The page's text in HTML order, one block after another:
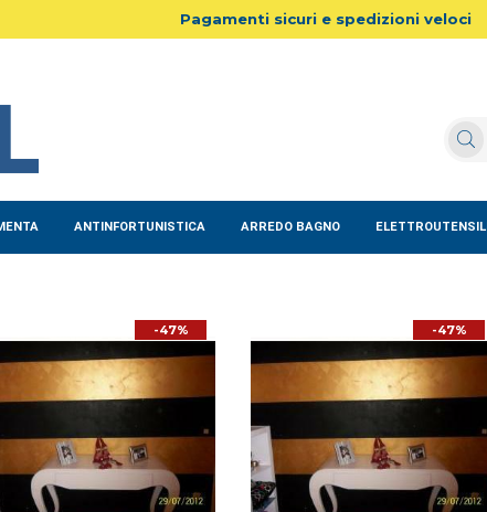
Pagamenti sicuri e spedizioni veloci
ANTINFORTUNISTICA ARREDO BAGNO ELETTROUTENSILI
-47% -47%